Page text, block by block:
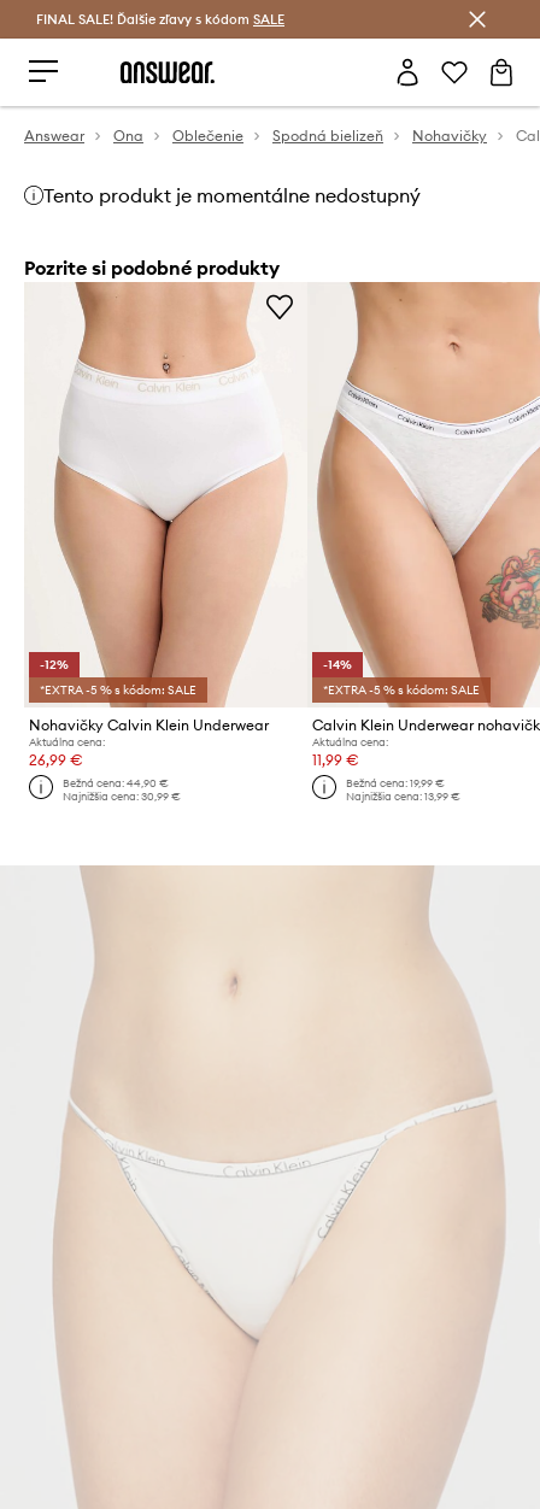
Šetrite s Answear Club >
FINAL SALE! Ďalšie zľavy s kódom SALE
Answear Ona Oblečenie Spodná bielizeň Nohavičky
Tento produkt je momentálne nedostupný
Pozrite si podobné produkty
-12%
*EXTRA -5 % s kódom: SALE
Nohavičky Calvin Klein Underwear
Aktuálna cena:
26,99 €
Bežná cena:44,90 €
Najnižšia cena:30,99 €
-14%
*EXTRA -5 % s kódom: SALE
Aktuálna cena:
11,99 €
Bežná cena: 19,99 €
Najnižšia cena: 13,99 €